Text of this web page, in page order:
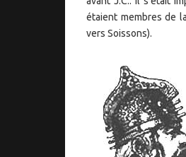
étaient membres de
vers Soissons).